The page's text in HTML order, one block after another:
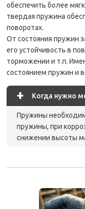
обеспечить более
твердая пружина
поворотах.
От состояния пружин
его устойчивость в
торможении и т.п.
состоянием пружин и
+ Когда нужно
Пружины
пружины, при
снижении высоты